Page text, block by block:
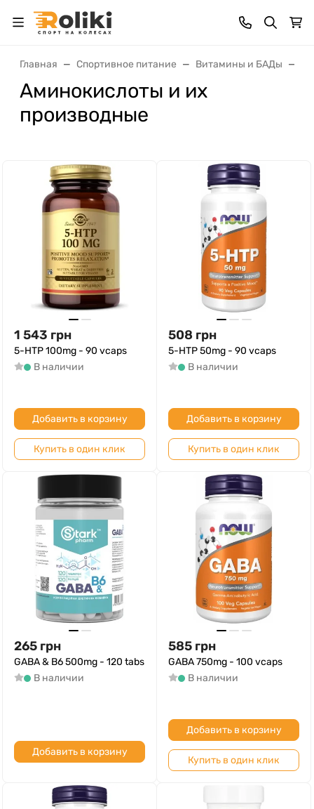
Главная Спортивное питание Витамины и БАДы
Аминокислоты и их
производные
1 543 грн
5-HTP 100mg - 90 vcaps
В наличии
Добавить в корзину
Купить в один клик
508 грн
5-HTP 50mg - 90 vcaps
В наличии
Добавить в корзину
Купить в один клик
265 грн
GABA & B6 500mg - 120 tabs
В наличии
Добавить в корзину
585 грн
GABA 750mg - 100 vcaps
В наличии
Добавить в корзину
Купить в один клик